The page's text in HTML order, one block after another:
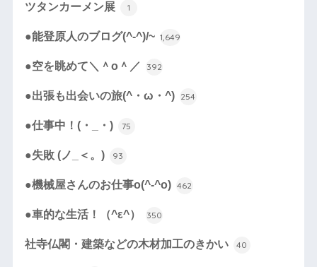
ツタンカーメン展 1
●能登原人のブログ(^-^)/~ 1,649
●空を眺めて＼＾o＾／ 392
●出張も出会いの旅(^・ω・^) 254
●仕事中！(・_・) 75
●失敗 (ノ_＜。) 93
●機械屋さんのお仕事o(^-^o) 462
●車的な生活！（^ε^） 350
社寺仏閣・建築などの木材加工のきかい 40